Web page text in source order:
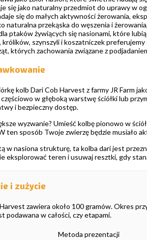
się jako naturalny przedmiot do uprawy w
się do małych aktywności żerowania,
naturalna przekąska do węszenia i
ptaków żywiących się nasionami, które
szynszyli i koszatniczek
których zachowania związane z
kolb Dari Cob Harvest z farmy JR Farm
w głęboką warstwę ściółki lub
i bezpieczny dostęp.
wyzwanie? Umieść kolbę pionowo w
ten sposób Twoje zwierzę będzie musiało
w nasiona strukturę, ta kolba dari jest
eksplorować teren i usuwaj resztki, gdy
i zużycie
Harvest zawiera około 100 gramów. Okres
podawana w całości, czy etapami.
Metoda prezentacji